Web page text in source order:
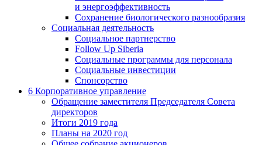
и энергоэффективность
Сохранение биологического разнообразия
Социальная деятельность
Социальное партнерство
Follow Up Siberia
Социальные программы для персонала
Социальные инвестиции
Спонсорство
6 Корпоративное управление
Обращение заместителя Председателя Совета
директоров
Итоги 2019 года
Планы на 2020 год